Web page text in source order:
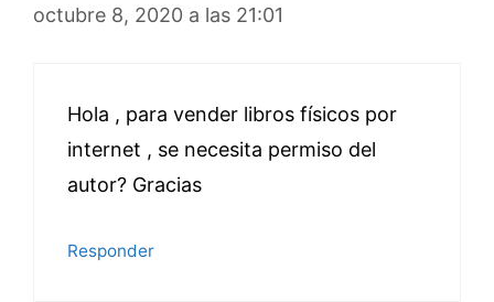
octubre 8, 2020 a las 21:01
Hola , para vender libros físicos por
internet , se necesita permiso del
autor? Gracias
Responder